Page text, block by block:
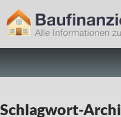
Schlagwort-